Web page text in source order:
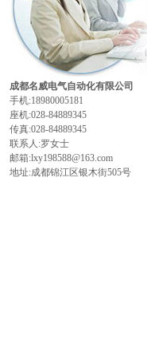
成都名威电气自动化有限公司
手机:18980005181
座机:028-84889345
传真:028-84889345
联系人:罗女士
邮箱:lxy198588@163.com
地址:成都锦江区银木街505号